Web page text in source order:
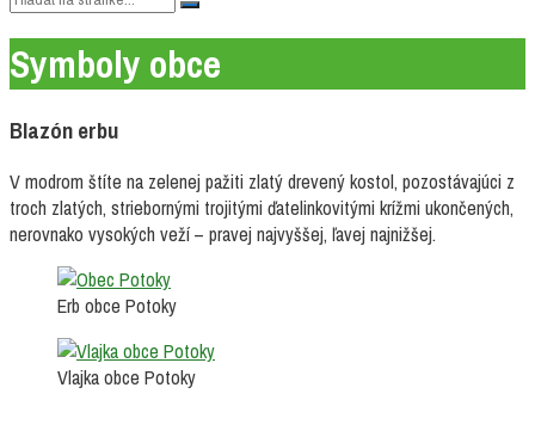
Symboly obce
Blazón erbu
V modrom štíte na zelenej pažiti zlatý drevený kostol, pozostávajúci z
troch zlatých, striebornými trojitými ďatelinkovitými krížmi ukončených,
nerovnako vysokých veží – pravej najvyššej, ľavej najnižšej.
Erb obce Potoky
Vlajka obce Potoky